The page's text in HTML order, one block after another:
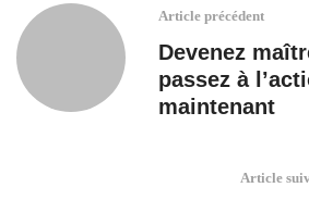
Article précédent
Devenez
passez à
maintenant
Article